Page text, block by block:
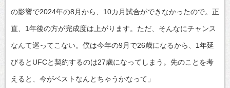
の影響で2024年の8月から、10カ月試合ができなかったので。正
直、1年後の方が完成度は上がります。ただ、そんなにチャンス
なんて巡ってこない。僕は今年の9月で26歳になるから、1年延
びるとUFCと契約するのは27歳になってしまう。先のことを考
えると、今がベストなんとちゃうかなって」